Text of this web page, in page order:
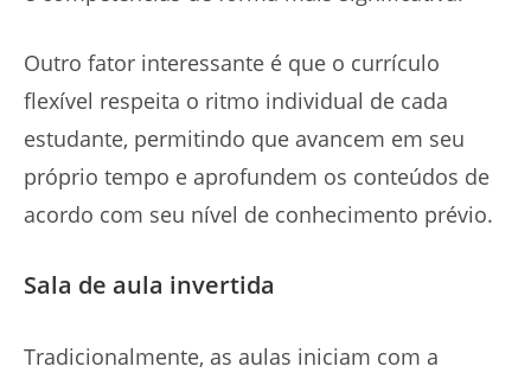
Outro fator interessante é que o currículo
flexível respeita o ritmo individual de cada
estudante, permitindo que avancem em seu
próprio tempo e aprofundem os conteúdos de
acordo com seu nível de conhecimento prévio.
Sala de aula invertida
Tradicionalmente, as aulas iniciam com a